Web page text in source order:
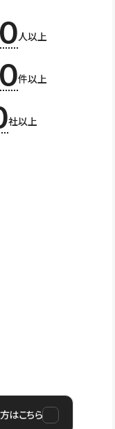
人以上
件以上
社以上
はこちら